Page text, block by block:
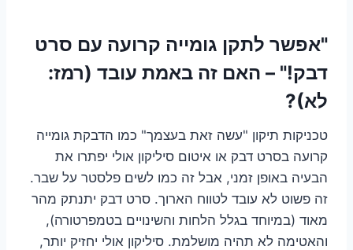
"אפשר לתקן גומייה קרועה עם סרט
דבק!" – האם זה באמת עובד (רמז:
לא)?
טכניקות תיקון "עשה זאת בעצמך" כמו הדבקת גומייה
קרועה בסרט דבק או איטום סיליקון אולי יפתרו את
הבעיה באופן זמני, אבל זה כמו לשים פלסטר על שבר.
זה פשוט לא עובד לטווח הארוך. סרט דבק יתנתק מהר
מאוד (במיוחד בגלל הלחות והשינויים בטמפרטורה),
והאטימה לא תהיה מושלמת. סיליקון אולי יחזיק יותר,